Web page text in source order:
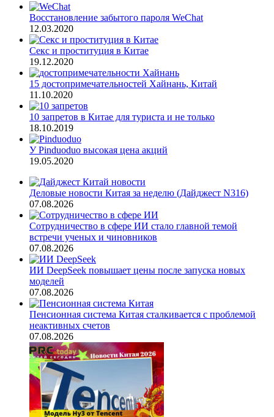
Восстановление забытого пароля WeChat
12.03.2020
Секс и проституция в Китае
19.12.2020
15 достопримечательностей Хайнань, Китай
11.10.2020
10 запретов в Китае для туриста и не только
18.10.2019
У Pinduoduo высокая цена акций
19.05.2020
Деловые новости Китая за неделю (Дайджест N316)
07.08.2026
Сотрудничество в сфере ИИ стало главной темой
встречи ученых и чиновников
07.08.2026
ИИ DeepSeek повышает цены после запуска новых
моделей
07.08.2026
Пенсионная система Китая сталкивается с проблемой
неактивных счетов
07.08.2026